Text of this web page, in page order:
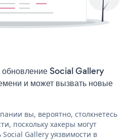
обновление Social Gallery
и может вызвать новые
вы, вероятно, столкнетесь
поскольку хакеры могут
Gallery уязвимости в